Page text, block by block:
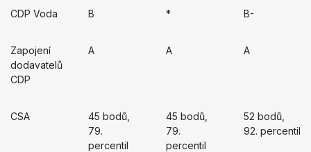
CDP Voda B * B-
Zapojení
dodavatelů
CDP
A A A
CSA
45 bodů,
79.
percentil
45 bodů,
79.
percentil
52 bodů,
92. percentil